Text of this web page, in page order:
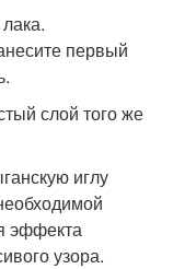
первый
слой того же
иглу
эффекта
узора.